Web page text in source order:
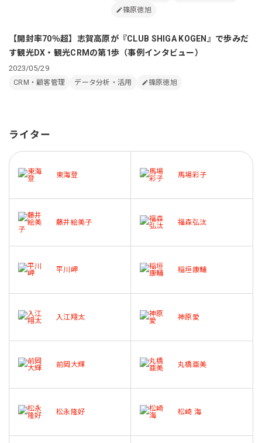
篠原徳旭
【開封率70％超】志賀高原が『CLUB SHIGA KOGEN』で歩みだ
す観光DX・観光CRMの第1歩（事例インタビュー）
2023/05/29
CRM・顧客管理 データ分析・活用 篠原徳旭
ライター
東海登 馬場彩子
藤井絵美子 福森弘汰
平川岬 稲垣康輔
入江翔太 神原愛
前岡大輝 丸橋亜美
松永隆好 松崎 海